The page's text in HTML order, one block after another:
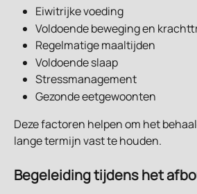
Eiwitrijke voeding
Voldoende beweging en
Regelmatige maaltijden
Voldoende slaap
Stressmanagement
Gezonde eetgewoonten
Deze factoren helpen om het
lange termijn vast te houden.
Begeleiding tijdens het